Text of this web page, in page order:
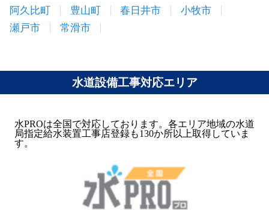
阿久比町
豊山町 春日井市
小牧市
瀬戸市
常滑市
水道設備工事対応エリア
水PROは全国で対応しております。各エリア地域の水道
局指定給水装置工事店登録も130か所以上取得していま
す。